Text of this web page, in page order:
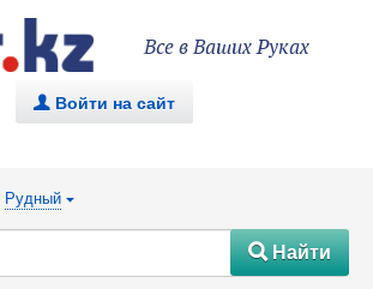
Все в Ваших Руках
. Войти на сайт
Рудный {
#Найти